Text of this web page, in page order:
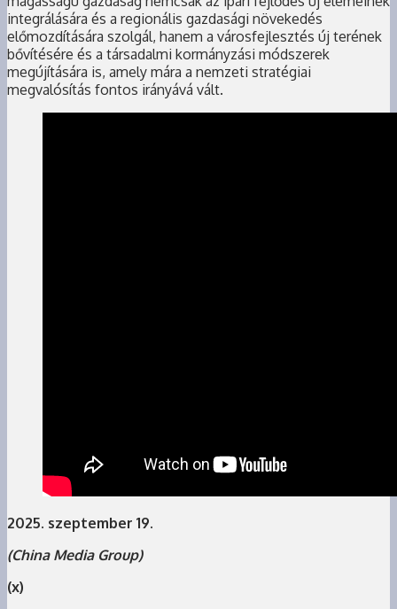
integrálására és a regionális gazdasági növekedés
előmozdítására szolgál, hanem a városfejlesztés új terének
bővítésére és a társadalmi kormányzási módszerek
megújítására is, amely mára a nemzeti stratégiai
megvalósítás fontos irányává vált.
2025. szeptember 19.
(China Media Group)
(x)